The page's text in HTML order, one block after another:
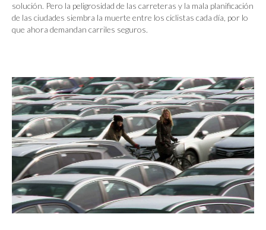
solución. Pero la peligrosidad de las carreteras y la mala planificación
de las ciudades siembra la muerte entre los ciclistas cada día, por lo
que ahora demandan carriles seguros.